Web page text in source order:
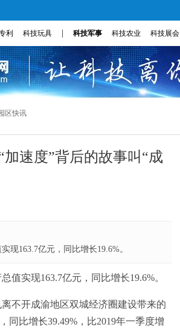
利 科技玩具 科技军事 科技农业 科技展会
区快讯
速度”背后的故事叫“成
现163.7亿元，同比增长19.6%。
值实现163.7亿元，同比增长19.6%。
不开成渝地区双城经济圈建设带来的
同比增长39.49%，比2019年一季度增